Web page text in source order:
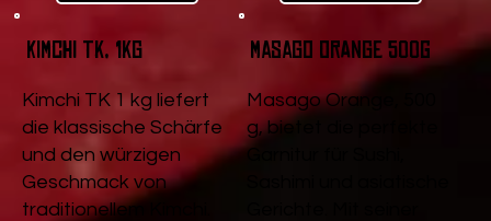
Kimchi TK, 1kg
Kimchi TK 1 kg liefert
die klassische Schärfe
und den würzigen
Geschmack von
traditionellem Kimchi.
Masago Orange 500g
Masago Orange, 500
g, bietet die perfekte
Garnitur für Sushi,